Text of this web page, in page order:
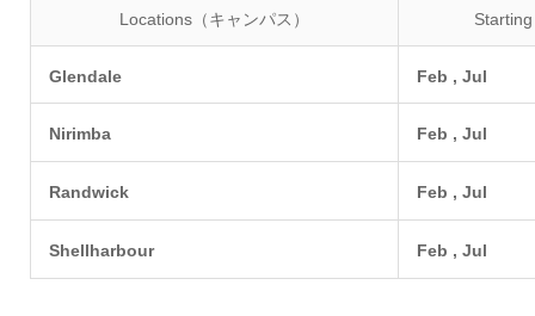
Locations（キャンパス）
Glendale Feb , Jul
Nirimba Feb , Jul
Randwick Feb , Jul
Shellharbour Feb , Jul